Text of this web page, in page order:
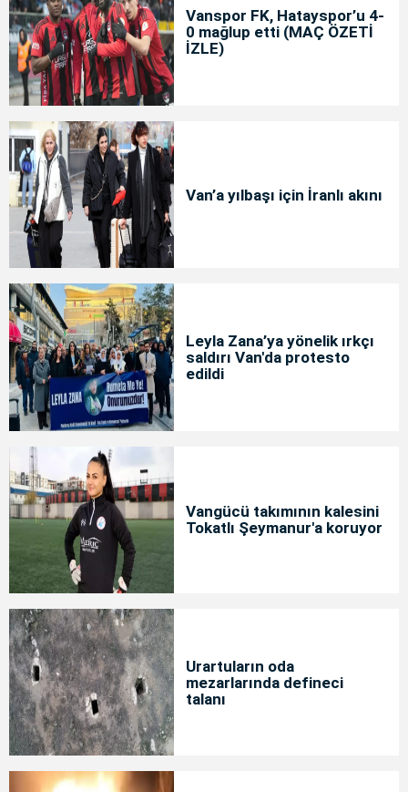
Vanspor FK, Hatayspor’u 4-
0 mağlup etti (MAÇ ÖZETİ
İZLE)
Van’a yılbaşı için İranlı akını
Leyla Zana’ya yönelik ırkçı
saldırı Van'da protesto
edildi
Vangücü takımının kalesini
Tokatlı Şeymanur'a koruyor
Urartuların oda
mezarlarında defineci
talanı